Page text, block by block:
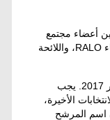
أعضاء مجتمع
RALO، واللائحة
للاختيار، تبدأ الجولة الأولى من التصويت في الانتخابات الأخيرة في يوم الثلاثاء 21 فبراير 2017. يجب
الأخيرة،
عملية الاختيار هذه يوم الجمعة، بتاريخ 21 أبريل 2017، بإعلان اسم المرشح